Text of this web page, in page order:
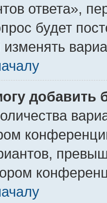
ответа»,
будет
изменять
добавить